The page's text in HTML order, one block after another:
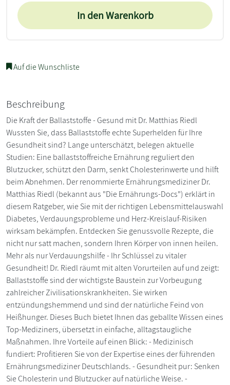
In den Warenkorb
Auf die Wunschliste
Beschreibung
Die Kraft der Ballaststoffe - Gesund mit Dr. Matthias Riedl
Wussten Sie, dass Ballaststoffe echte Superhelden für Ihre
Gesundheit sind? Lange unterschätzt, belegen aktuelle
Studien: Eine ballaststoffreiche Ernährung reguliert den
Blutzucker, schützt den Darm, senkt Cholesterinwerte und hilft
beim Abnehmen. Der renommierte Ernährungsmediziner Dr.
Matthias Riedl (bekannt aus "Die Ernährungs-Docs") erklärt in
diesem Ratgeber, wie Sie mit der richtigen Lebensmittelauswahl
Diabetes, Verdauungsprobleme und Herz-Kreislauf-Risiken
wirksam bekämpfen. Entdecken Sie genussvolle Rezepte, die
nicht nur satt machen, sondern Ihren Körper von innen heilen.
Mehr als nur Verdauungshilfe - Ihr Schlüssel zu vitaler
Gesundheit! Dr. Riedl räumt mit alten Vorurteilen auf und zeigt:
Ballaststoffe sind der wichtigste Baustein zur Vorbeugung
zahlreicher Zivilisationskrankheiten. Sie wirken
entzündungshemmend und sind der natürliche Feind von
Heißhunger. Dieses Buch bietet Ihnen das geballte Wissen eines
Top-Mediziners, übersetzt in einfache, alltagstaugliche
Maßnahmen. Ihre Vorteile auf einen Blick: - Medizinisch
fundiert: Profitieren Sie von der Expertise eines der führenden
Ernährungsmediziner Deutschlands. - Gesundheit pur: Senken
Sie Cholesterin und Blutzucker auf natürliche Weise. -